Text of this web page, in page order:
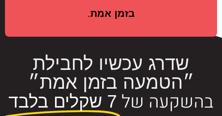
בזמן אמת.
שדרג עכשיו לחבילת
״הטמעה בזמן אמת״
בהשקעה של 7 שקלים בלבד